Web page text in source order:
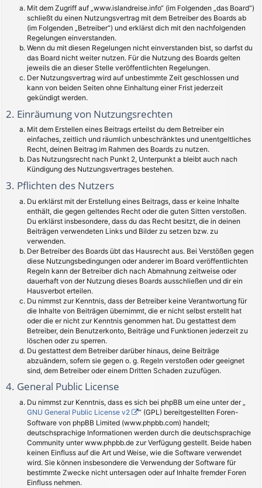
Mit dem Zugriff auf „www.islandreise.info“ (im Folgenden „das Board“)
schließt du einen Nutzungsvertrag mit dem Betreiber des Boards ab
(im Folgenden „Betreiber“) und erklärst dich mit den nachfolgenden
Regelungen einverstanden.
Wenn du mit diesen Regelungen nicht einverstanden bist, so darfst du
das Board nicht weiter nutzen. Für die Nutzung des Boards gelten
jeweils die an dieser Stelle veröffentlichten Regelungen.
Der Nutzungsvertrag wird auf unbestimmte Zeit geschlossen und
kann von beiden Seiten ohne Einhaltung einer Frist jederzeit
gekündigt werden.
2. Einräumung von Nutzungsrechten
Mit dem Erstellen eines Beitrags erteilst du dem Betreiber ein
einfaches, zeitlich und räumlich unbeschränktes und unentgeltliches
Recht, deinen Beitrag im Rahmen des Boards zu nutzen.
Das Nutzungsrecht nach Punkt 2, Unterpunkt a bleibt auch nach
Kündigung des Nutzungsvertrages bestehen.
3. Pflichten des Nutzers
Du erklärst mit der Erstellung eines Beitrags, dass er keine Inhalte
enthält, die gegen geltendes Recht oder die guten Sitten verstoßen.
Du erklärst insbesondere, dass du das Recht besitzt, die in deinen
Beiträgen verwendeten Links und Bilder zu setzen bzw. zu
verwenden.
Der Betreiber des Boards übt das Hausrecht aus. Bei Verstößen gegen
diese Nutzungsbedingungen oder anderer im Board veröffentlichten
Regeln kann der Betreiber dich nach Abmahnung zeitweise oder
dauerhaft von der Nutzung dieses Boards ausschließen und dir ein
Hausverbot erteilen.
Du nimmst zur Kenntnis, dass der Betreiber keine Verantwortung für
die Inhalte von Beiträgen übernimmt, die er nicht selbst erstellt hat
oder die er nicht zur Kenntnis genommen hat. Du gestattest dem
Betreiber, dein Benutzerkonto, Beiträge und Funktionen jederzeit zu
löschen oder zu sperren.
Du gestattest dem Betreiber darüber hinaus, deine Beiträge
abzuändern, sofern sie gegen o. g. Regeln verstoßen oder geeignet
sind, dem Betreiber oder einem Dritten Schaden zuzufügen.
4. General Public License
Du nimmst zur Kenntnis, dass es sich bei phpBB um eine unter der „
GNU General Public License v2
“ (GPL) bereitgestellten Foren-
Software von phpBB Limited (www.phpbb.com) handelt;
deutschsprachige Informationen werden durch die deutschsprachige
Community unter www.phpbb.de zur Verfügung gestellt. Beide haben
keinen Einfluss auf die Art und Weise, wie die Software verwendet
wird. Sie können insbesondere die Verwendung der Software für
bestimmte Zwecke nicht untersagen oder auf Inhalte fremder Foren
Einfluss nehmen.